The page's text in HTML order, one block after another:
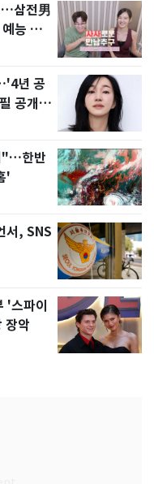
삼전男
능 화
년 공
공개
"…한반
'
서, SNS
'스파이
장악